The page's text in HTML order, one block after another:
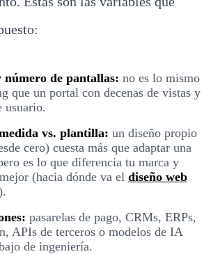
número de pantallas: no es lo mismo
que un portal con decenas de vistas y
usuario.
vs. plantilla: un diseño propio
cero) cuesta más que adaptar una
es lo que diferencia tu marca y
(hacia dónde va el diseño web
pasarelas de pago, CRMs, ERPs,
APIs de terceros o modelos de IA
de ingeniería.